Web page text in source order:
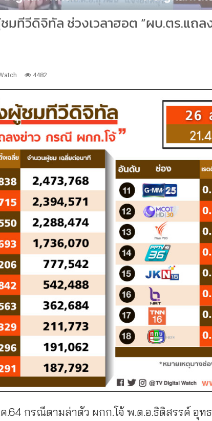
มทีวีดิจิทัล ช่วงเวลาฮอต “ผบ.ตร.แถ
4482
.64 กรณีตามล่าตัว ผกก.โจ้ พ.ต.อ.ธิติสรรค์ อุท